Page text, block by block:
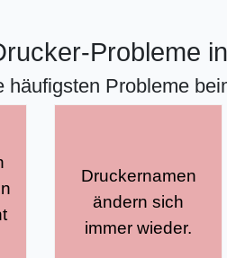
Probleme
häufigsten Probleme
Druckernamen
ändern sich
immer wieder.